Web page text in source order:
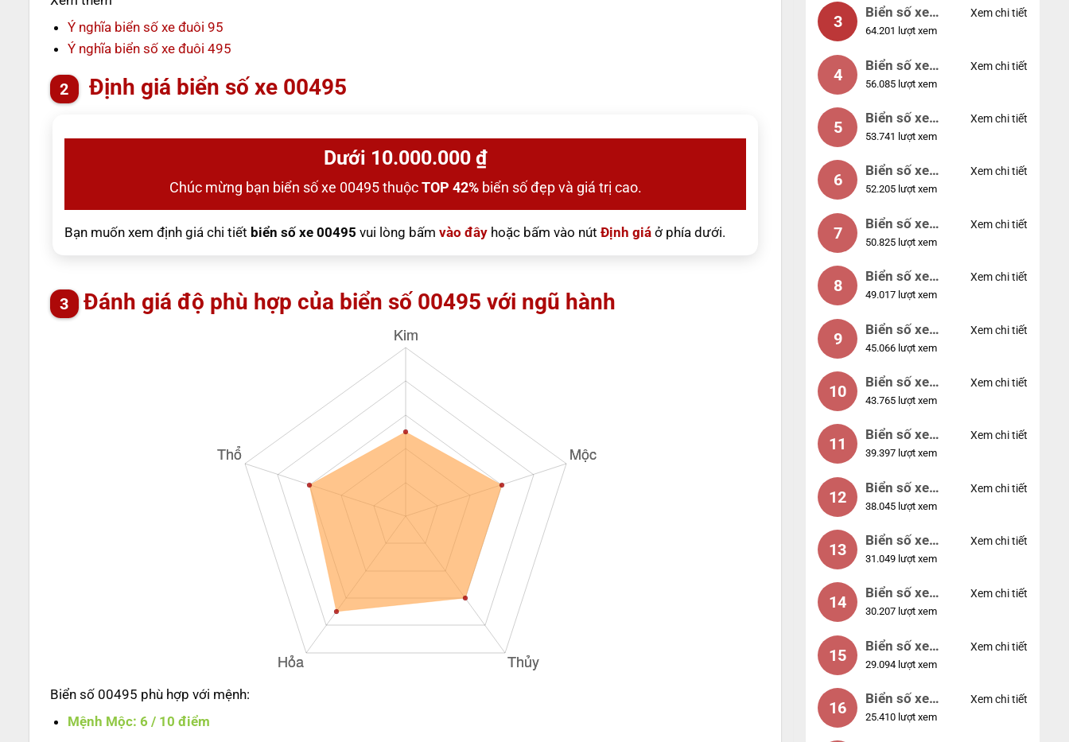
Ý nghĩa biển số xe đuôi 95
Ý nghĩa biển số xe đuôi 495
Định giá biển số xe 00495
Dưới 10.000.000 ₫
Chúc mừng bạn biển số xe 00495 thuộcTOP 42%biển số đẹp và giá trị cao.
Bạn muốn xem định giá chi tiết biển số xe 00495 vui lòng bấm vào đâyhoặc bấm vào nút Định giáở phía dưới.
Đánh giá độ phù hợp của biển số 00495 với ngũ hành
Biển số 00495 phù hợp với mệnh:
Mệnh Mộc: 6 / 10 điểm
3
Biển số xe
88888
64.201 lượt xem
Xem chi tiết
4
Biển số xe
12345
56.085 lượt xem
Xem chi tiết
5
Biển số xe
66666
53.741 lượt xem
Xem chi tiết
6
Biển số xe
11111
52.205 lượt xem
Xem chi tiết
7
Biển số xe
44444
50.825 lượt xem
Xem chi tiết
8
Biển số xe
77777
49.017 lượt xem
Xem chi tiết
9
Biển số xe
55555
45.066 lượt xem
Xem chi tiết
10
Biển số xe
56789
43.765 lượt xem
Xem chi tiết
11
Biển số xe
01234
39.397 lượt xem
Xem chi tiết
12
Biển số xe
33333
38.045 lượt xem
Xem chi tiết
13
Biển số xe
22222
31.049 lượt xem
Xem chi tiết
14
Biển số xe
14953
30.207 lượt xem
Xem chi tiết
15
Biển số xe
24953
29.094 lượt xem
Xem chi tiết
16
Biển số xe
49053
25.410 lượt xem
Xem chi tiết